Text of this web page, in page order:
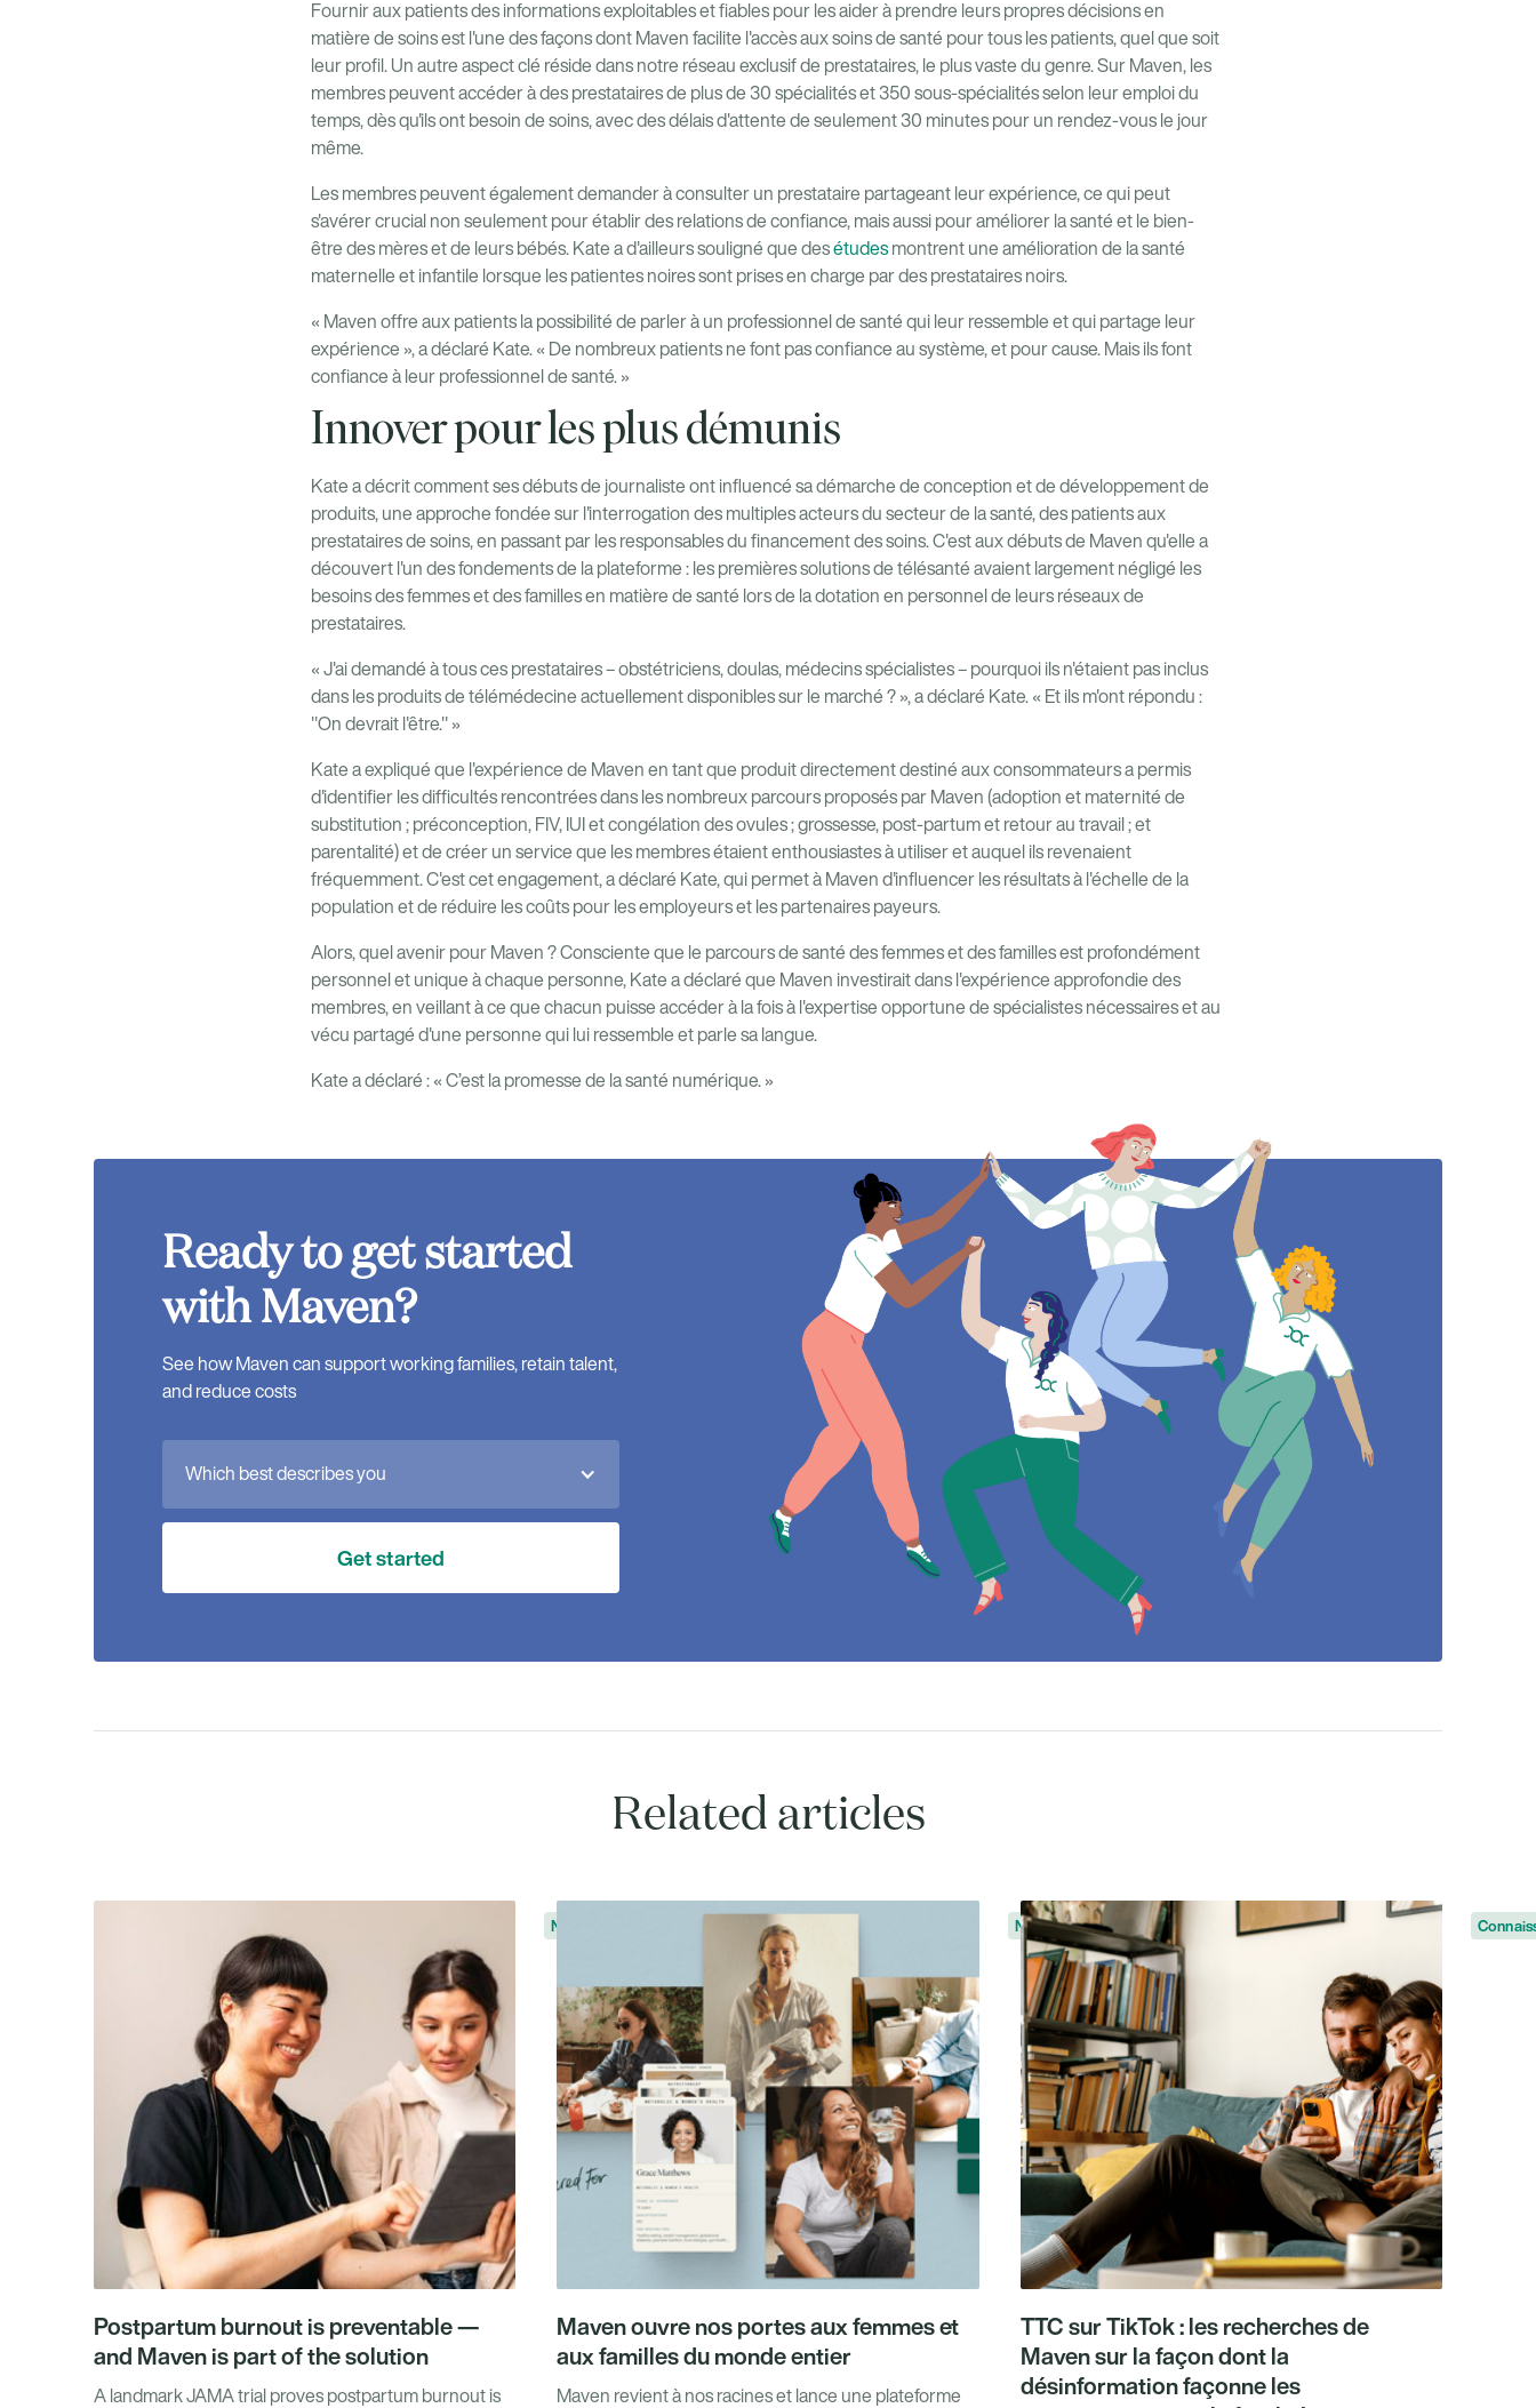
Fournir aux patients des informations exploitables et fiables pour les aider à prendre leurs propres décisions en
matière de soins est l'une des façons dont Maven facilite l'accès aux soins de santé pour tous les patients, quel que soit
leur profil. Un autre aspect clé réside dans notre réseau exclusif de prestataires, le plus vaste du genre. Sur Maven, les
membres peuvent accéder à des prestataires de plus de 30 spécialités et 350 sous-spécialités selon leur emploi du
temps, dès qu'ils ont besoin de soins, avec des délais d'attente de seulement 30 minutes pour un rendez-vous le jour
même.
Les membres peuvent également demander à consulter un prestataire partageant leur expérience, ce qui peut
s'avérer crucial non seulement pour établir des relations de confiance, mais aussi pour améliorer la santé et le bien-
être des mères et de leurs bébés. Kate a d'ailleurs souligné que desétudes montrent une amélioration de la santé
maternelle et infantile lorsque les patientes noires sont prises en charge par des prestataires noirs.
« Maven offre aux patients la possibilité de parler à un professionnel de santé qui leur ressemble et qui partage leur
expérience », a déclaré Kate. « De nombreux patients ne font pas confiance au système, et pour cause. Mais ils font
confiance à leur professionnel de santé. »
Innover pour les plus démunis
Kate a décrit comment ses débuts de journaliste ont influencé sa démarche de conception et de développement de
produits, une approche fondée sur l'interrogation des multiples acteurs du secteur de la santé, des patients aux
prestataires de soins, en passant par les responsables du financement des soins. C'est aux débuts de Maven qu'elle a
découvert l'un des fondements de la plateforme : les premières solutions de télésanté avaient largement négligé les
besoins des femmes et des familles en matière de santé lors de la dotation en personnel de leurs réseaux de
prestataires.
« J'ai demandé à tous ces prestataires – obstétriciens, doulas, médecins spécialistes – pourquoi ils n'étaient pas inclus
dans les produits de télémédecine actuellement disponibles sur le marché ? », a déclaré Kate. « Et ils m'ont répondu :
"On devrait l'être." »
Kate a expliqué que l'expérience de Maven en tant que produit directement destiné aux consommateurs a permis
d'identifier les difficultés rencontrées dans les nombreux parcours proposés par Maven (adoption et maternité de
substitution ; préconception, FIV, IUI et congélation des ovules ; grossesse, post-partum et retour au travail ; et
parentalité) et de créer un service que les membres étaient enthousiastes à utiliser et auquel ils revenaient
fréquemment. C'est cet engagement, a déclaré Kate, qui permet à Maven d'influencer les résultats à l'échelle de la
population et de réduire les coûts pour les employeurs et les partenaires payeurs.
Alors, quel avenir pour Maven ? Consciente que le parcours de santé des femmes et des familles est profondément
personnel et unique à chaque personne, Kate a déclaré que Maven investirait dans l'expérience approfondie des
membres, en veillant à ce que chacun puisse accéder à la fois à l'expertise opportune de spécialistes nécessaires et au
vécu partagé d'une personne qui lui ressemble et parle sa langue.
Kate a déclaré : « C’est la promesse de la santé numérique. »
Ready to get started
with Maven?
See how Maven can support working families, retain talent,
and reduce costs
Which best describes you
Get started
Related articles
Nouvelles
Postpartum burnout is preventable —
and Maven is part of the solution
A landmark JAMA trial proves postpartum burnout is
Nouvelles
Maven ouvre nos portes aux femmes et
aux familles du monde entier
Maven revient à nos racines et lance une plateforme
TTC sur TikTok : les recherches de
Maven sur la façon dont la
désinformation façonne les